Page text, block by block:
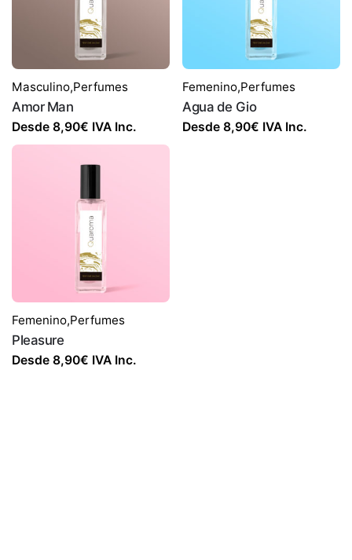
Masculino,Perfumes
Amor Man
Desde 8,90€ IVA Inc.
Femenino,Perfumes
Agua de Gio
Desde 8,90€ IVA Inc.
Femenino,Perfumes
Pleasure
Desde 8,90€ IVA Inc.